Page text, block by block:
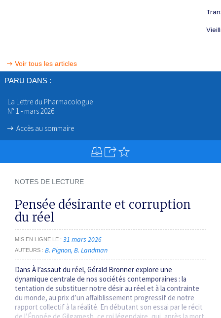
Voir tous les articles
PARU DANS :
La Lettre du Pharmacologue
N° 1 - mars 2026
Accès au sommaire
NOTES DE LECTURE
Pensée désirante et corruption
du réel
MIS EN LIGNE LE 31 mars 2026
AUTEURS B. Pignon B. Landman
Dans À l’assaut du réel, Gérald Bronner explore une
dynamique centrale de nos sociétés contemporaines : la
tentation de substituer notre désir au réel et à la contrainte
du monde, au prix d’un affaiblissement progressif de notre
rapport collectif à la réalité. En débutant son essai par le récit